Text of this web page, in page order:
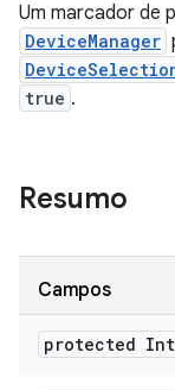
Um marcador de
DeviceManager
true .
Resumo
Campos
protected